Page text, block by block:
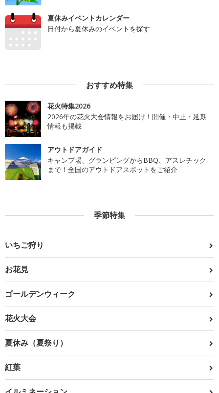
夏休みイベントカレンダー
日付から夏休みのイベントを探す
おすすめ特集
花火特集2026
2026年の花火大会情報をお届け！開催・中止・延期
情報も掲載
アウトドアガイド
キャンプ場、グランピングからBBQ、アスレチック
まで！全国のアウトドアスポットをご紹介
季節特集
いちご狩り
お花見
ゴールデンウィーク
花火大会
夏休み（夏祭り）
紅葉